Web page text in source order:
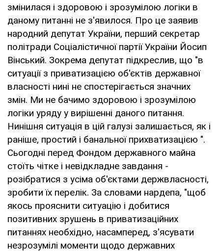
змінилася і здоровою і зрозумілою логіки в
даному питанні не з'явилося. Про це заявив
народний депутат України, перший секретар
політради Соціалістичної партії України Йосип
Вінський. Зокрема депутат підкреслив, що "в
ситуації з приватизацією об'єктів державної
власності нині не спостерігається значних
змін. Ми не бачимо здоровою і зрозумілою
логіки уряду у вирішенні даного питання.
Нинішня ситуація в цій галузі залишається, як і
раніше, простий і банальної прихватизацією ".
Сьогодні перед Фондом державного майна
стоїть чітке і невідкладне завдання -
розібратися з усіма об'єктами держвласності,
зробити їх перелік. За словами нардепа, "щоб
якось прояснити ситуацію і добитися
позитивних зрушень в приватизаційних
питаннях необхідно, насамперед, з'ясувати
незрозумілі моменти щодо державних